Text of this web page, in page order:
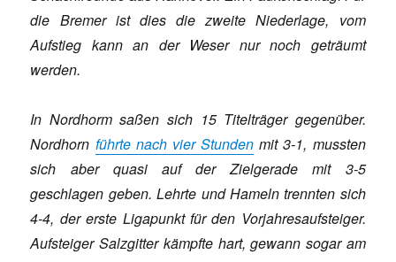
die Bremer ist dies die zweite Niederlage, vom
Aufstieg kann an der Weser nur noch geträumt
werden.
In Nordhorm saßen sich 15 Titelträger gegenüber.
Nordhorn führte nach vier Stunden mit 3-1, mussten
sich aber quasi auf der Zielgerade mit 3-5
geschlagen geben. Lehrte und Hameln trennten sich
4-4, der erste Ligapunkt für den Vorjahresaufsteiger.
Aufsteiger Salzgitter kämpfte hart, gewann sogar am